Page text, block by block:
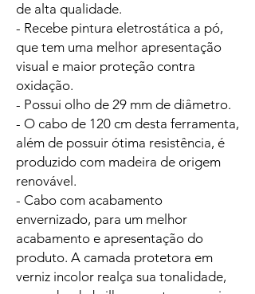
de alta qualidade.
- Recebe pintura eletrostática a pó,
que tem uma melhor apresentação
visual e maior proteção contra
oxidação.
- Possui olho de 29 mm de diâmetro.
- O cabo de 120 cm desta ferramenta,
além de possuir ótima resistência, é
produzido com madeira de origem
renovável.
- Cabo com acabamento
envernizado, para um melhor
acabamento e apresentação do
produto. A camada protetora em
verniz incolor realça sua tonalidade,